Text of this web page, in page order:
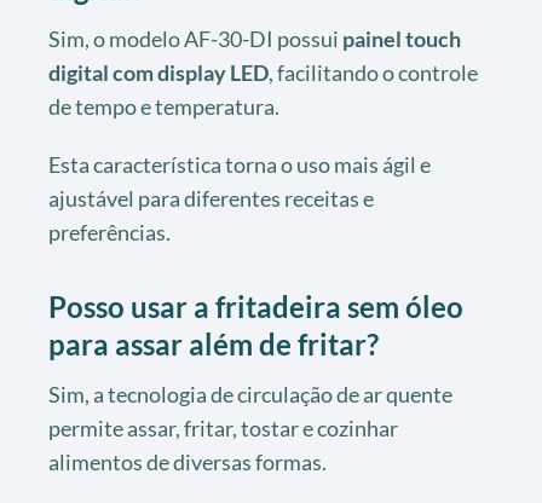
Sim, o modelo AF-30-DI possui painel touch
digital com display LED, facilitando o controle
de tempo e temperatura.
Esta característica torna o uso mais ágil e
ajustável para diferentes receitas e
preferências.
Posso usar a fritadeira sem óleo
para assar além de fritar?
Sim, a tecnologia de circulação de ar quente
permite assar, fritar, tostar e cozinhar
alimentos de diversas formas.